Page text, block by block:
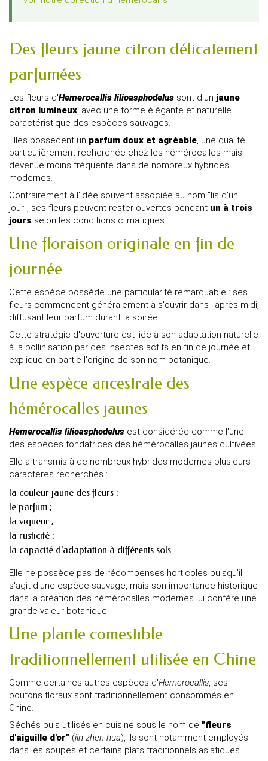
Des fleurs jaune citron délicatement
parfumées
Les fleurs d'Hemerocallis lilioasphodelus sont d'un jaune
citron lumineux, avec une forme élégante et naturelle
caractéristique des espèces sauvages.
Elles possèdent un parfum doux et agréable, une qualité
particulièrement recherchée chez les hémérocalles mais
devenue moins fréquente dans de nombreux hybrides
modernes.
Contrairement à l'idée souvent associée au nom "lis d'un
jour", ses fleurs peuvent rester ouvertes pendant un à trois
jours selon les conditions climatiques.
Une floraison originale en fin de
journée
Cette espèce possède une particularité remarquable : ses
fleurs commencent généralement à s'ouvrir dans l'après-midi,
diffusant leur parfum durant la soirée.
Cette stratégie d'ouverture est liée à son adaptation naturelle
à la pollinisation par des insectes actifs en fin de journée et
explique en partie l'origine de son nom botanique.
Une espèce ancestrale des
hémérocalles jaunes
Hemerocallis lilioasphodelus est considérée comme l'une
des espèces fondatrices des hémérocalles jaunes cultivées.
Elle a transmis à de nombreux hybrides modernes plusieurs
caractères recherchés :
la couleur jaune des fleurs ;
le parfum ;
la vigueur ;
la rusticité ;
la capacité d'adaptation à différents sols.
Elle ne possède pas de récompenses horticoles puisqu'il
s'agit d'une espèce sauvage, mais son importance historique
dans la création des hémérocalles modernes lui confère une
grande valeur botanique.
Une plante comestible
traditionnellement utilisée en Chine
Comme certaines autres espèces d'Hemerocallis, ses
boutons floraux sont traditionnellement consommés en
Chine.
Séchés puis utilisés en cuisine sous le nom de "fleurs
d'aiguille d'or" (jin zhen hua), ils sont notamment employés
dans les soupes et certains plats traditionnels asiatiques.